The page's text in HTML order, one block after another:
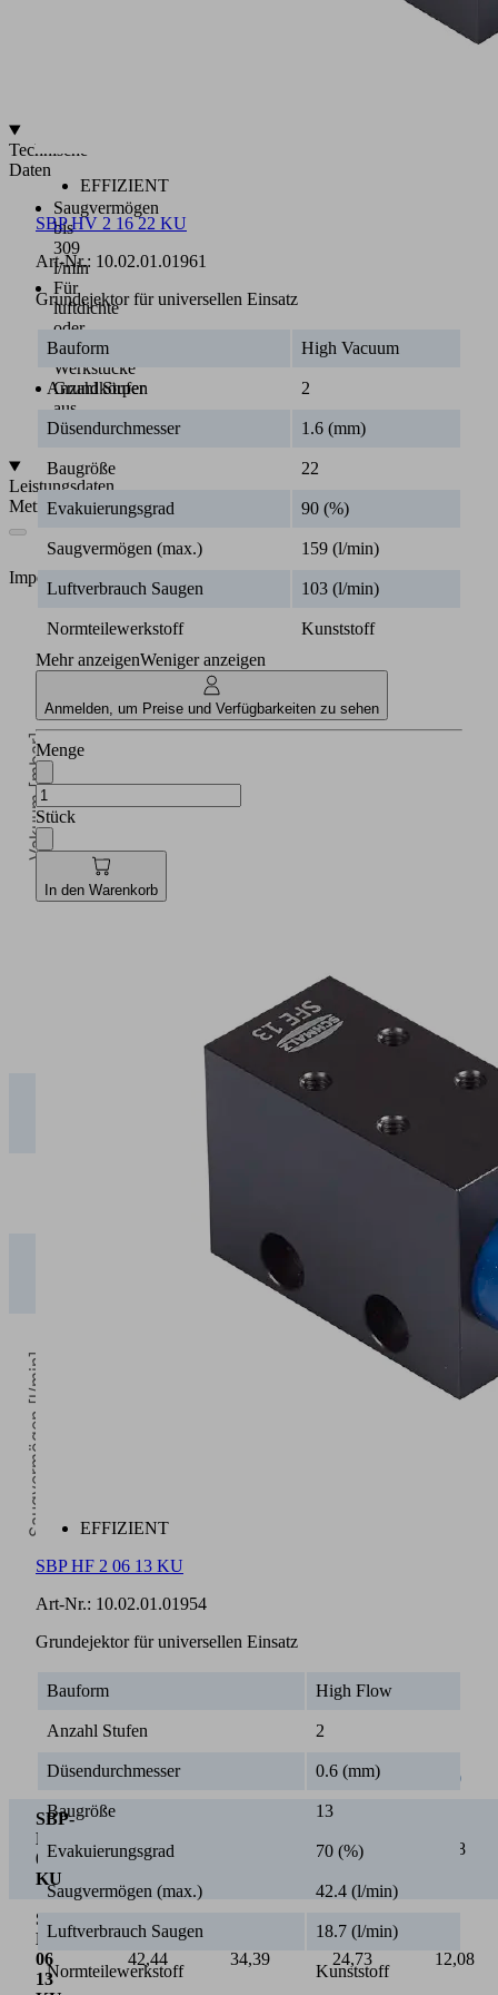
Technische
Daten
Saugvermögen
bis
309
l/min
Für
luftdichte
oder
poröse
Werkstücke
Grundkörper
aus
Kunststoff
Leistungsdaten
Metrisch
Imperial
Vakuum [mbar]
5
415,00
690,00
290,00
Vakuum [mbar]
Saugvermögen [l/min]
0
0 200 300
SBP-
HF 2
03 7
KU
15,25 5,13 3,88
SBP-
HF 2
06
13
42,44 34,39 24,73 12,08
EFFIZIENT
SBP HV 2 16 22 KU
Art-Nr.: 10.02.01.01961
Grundejektor für universellen Einsatz
Bauform High Vacuum
Anzahl Stufen 2
Düsendurchmesser 1.6 (mm)
Baugröße 22
Evakuierungsgrad 90 (%)
Saugvermögen (max.) 159 (l/min)
Luftverbrauch Saugen 103 (l/min)
Normteilewerkstoff
Kunststoff
Mehr anzeigenWeniger anzeigen
Anmelden, um Preise und Verfügbarkeiten zu sehen
Menge
Stück
In den Warenkorb
EFFIZIENT
SBP HF 2 06 13 KU
Art-Nr.: 10.02.01.01954
Grundejektor für universellen Einsatz
Bauform High Flow
Anzahl Stufen 2
Düsendurchmesser 0.6 (mm)
Baugröße 13
Evakuierungsgrad 70 (%)
Saugvermögen (max.) 42.4 (l/min)
Luftverbrauch Saugen 18.7 (l/min)
Normteilewerkstoff
Kunststoff